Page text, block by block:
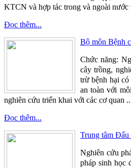
KTCN và hợp tác trong và ngoài nước
Đọc thêm...
Bộ môn Bệnh
Chức năng:
cây trồng,
trừ bệnh hại
an toàn với
nghiên cứu triển khai với các cơ quan
Đọc thêm...
Trung tâm Đấu
Nghiên cứu
pháp sinh học